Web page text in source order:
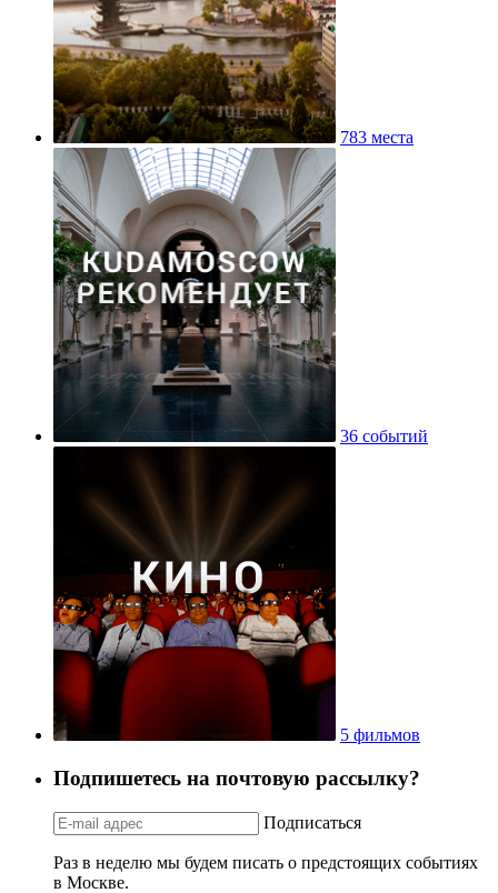
783 места
36 событий
5 фильмов
Подпишетесь на почтовую рассылку?
Подписаться
Раз в неделю мы будем писать о предстоящих событиях
в Москве.